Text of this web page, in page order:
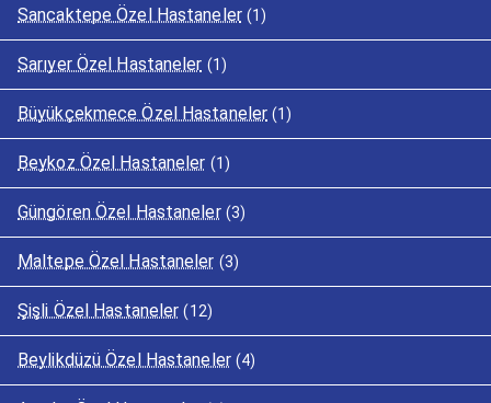
Sancaktepe Özel Hastaneler (1)
Sarıyer Özel Hastaneler (1)
Büyükçekmece Özel Hastaneler (1)
Beykoz Özel Hastaneler (1)
Güngören Özel Hastaneler (3)
Maltepe Özel Hastaneler (3)
Şişli Özel Hastaneler (12)
Beylikdüzü Özel Hastaneler (4)